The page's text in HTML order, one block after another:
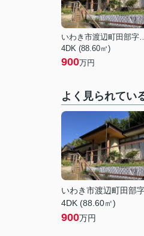
いわき市渡
4DK (88.60㎡)
900万円
よく見られてい
いわき市渡辺町田部
4DK (88.60㎡)
900万円